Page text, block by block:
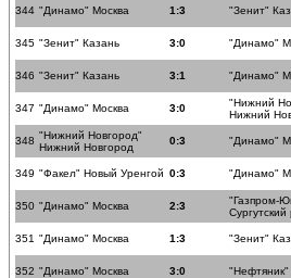
344 "Динамо" Москва 1:3 "Зенит"
345 "Зенит" Казань 3:0 "Динамо"
346 "Зенит" Казань 3:1 "Динамо"
347 "Динамо" Москва 3:0
"Нижний
Нижний
348 "Нижний Новгород"
Нижний Новгород
0:3 "Динамо"
349 "Факел" Новый Уренгой 0:3 "Динамо"
350 "Динамо" Москва 2:3
"Газпром-
Сургутский
351 "Динамо" Москва 1:3 "Зенит"
352 "Динамо" Москва 3:0 "Нефтяник"